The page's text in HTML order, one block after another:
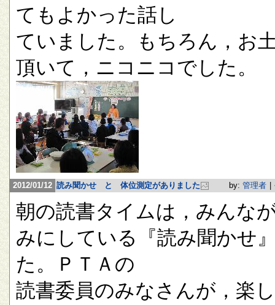
てもよかった話し
ていました。もちろん，お
頂いて，ニコニコでした。
2012/01/12 読み聞かせ と 体位測定がありました by: 管理者
朝の読書タイムは，みんな
みにしている『読み聞かせ
た。ＰＴＡの
読書委員のみなさんが，楽